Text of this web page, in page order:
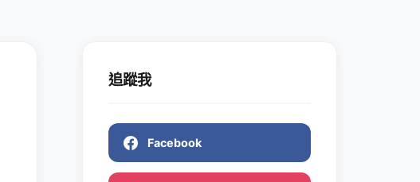
追蹤我
Facebook